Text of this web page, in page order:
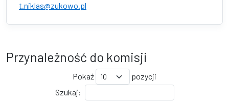
t.niklas@zukowo.pl
Przynależność do komisji
Pokaż
pozycji
Szukaj: